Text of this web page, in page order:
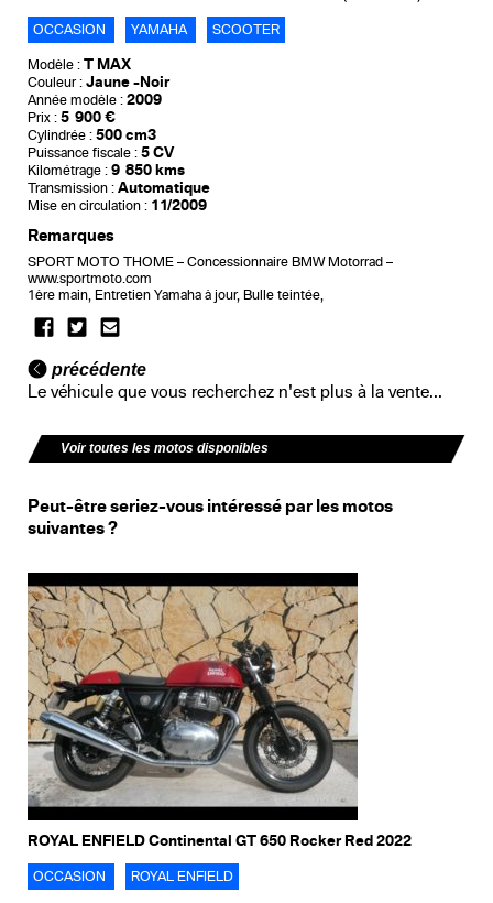
OCCASION YAMAHA SCOOTER
Modèle : T MAX
Couleur : Jaune -Noir
Année modèle : 2009
Prix : 5 900 €
Cylindrée : 500 cm3
Puissance fiscale : 5 CV
Kilométrage : 9 850 kms
Transmission : Automatique
Mise en circulation : 11/2009
Remarques
SPORT MOTO THOME – Concessionnaire BMW Motorrad –
www.sportmoto.com
1ère main, Entretien Yamaha à jour, Bulle teintée,
précédente
Le véhicule que vous recherchez n'est plus à la vente...
Voir toutes les motos disponibles
Peut-être seriez-vous intéressé par les motos
suivantes ?
ROYAL ENFIELD Continental GT 650 Rocker Red 2022
OCCASION ROYAL ENFIELD